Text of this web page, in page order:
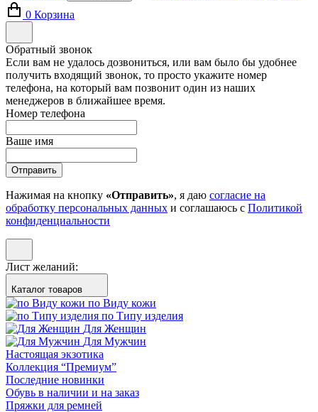
0 Корзина
Обратный звонок
Если вам не удалось дозвониться, или вам было бы удобнее
получить входящий звонок, то просто укажите номер
телефона, на который вам позвонит один из наших
менеджеров в ближайшее время.
Номер телефона
Ваше имя
Отправить
Нажимая на кнопку «Отправить», я даю согласие на
обработку персональных данных и соглашаюсь с Политикой
конфиденциальности
Лист желаний:
Каталог товаров
по Виду кожи
по Типу изделия
Для Женщин
Для Мужчин
Настоящая экзотика
Коллекция “Премиум”
Последние новинки
Обувь в наличии и на заказ
Пряжки для ремней